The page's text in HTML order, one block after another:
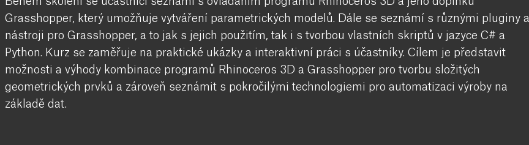
Grasshopper, který umožňuje vytváření parametrických modelů. Dále se seznámí s různými pluginy a
nástroji pro Grasshopper, a to jak s jejich použitím, tak i s tvorbou vlastních skriptů v jazyce C# a
Python. Kurz se zaměřuje na praktické ukázky a interaktivní práci s účastníky. Cílem je představit
možnosti a výhody kombinace programů Rhinoceros 3D a Grasshopper pro tvorbu složitých
geometrických prvků a zároveň seznámit s pokročilými technologiemi pro automatizaci výroby na
základě dat.